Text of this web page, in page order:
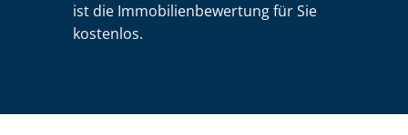
ist die Im­mo­bi­li­en­be­wer­tung für Sie
kostenlos.